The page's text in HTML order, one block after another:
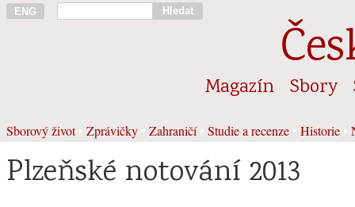
ENG Hledat
Magazín Sbory
Sborový život• Zprávičky Zahraničí• Studie a recenze Historie
Plzeňské notování 2013